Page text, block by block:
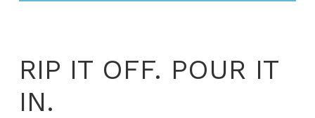
RIP IT OFF. POUR IT
IN.